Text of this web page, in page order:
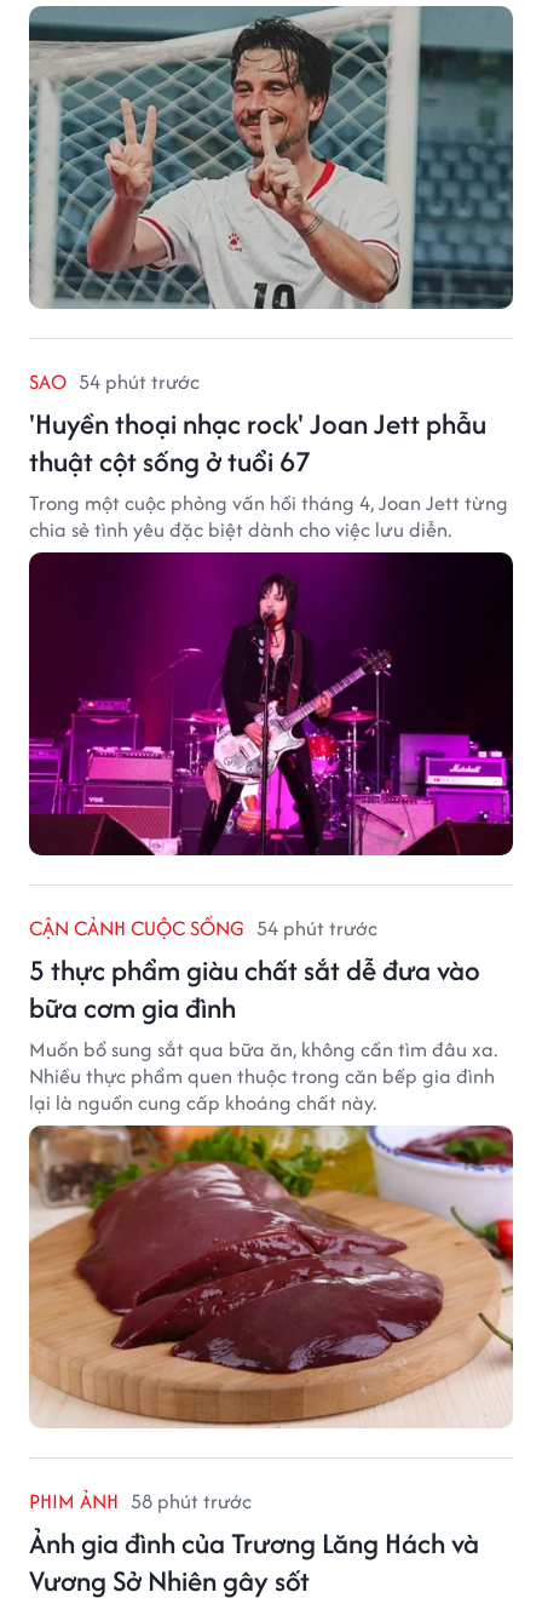
2026.
SAO 54 phút trước
'Huyền thoại nhạc rock' Joan Jett phẫu
thuật cột sống ở tuổi 67
Trong một cuộc phỏng vấn hồi tháng 4, Joan Jett từng
chia sẻ tình yêu đặc biệt dành cho việc lưu diễn.
CẬN CẢNH CUỘC SỐNG 54 phút trước
5 thực phẩm giàu chất sắt dễ đưa vào
bữa cơm gia đình
Muốn bổ sung sắt qua bữa ăn, không cần tìm đâu xa.
Nhiều thực phẩm quen thuộc trong căn bếp gia đình
lại là nguồn cung cấp khoáng chất này.
PHIM ẢNH 58 phút trước
Ảnh gia đình của Trương Lăng Hách và
Vương Sở Nhiên gây sốt